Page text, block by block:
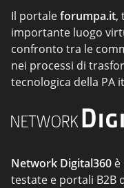
Il portaleforumpa.it,
importante luogo
confronto tra le
nei processi di
tecnologica della PA
Network Digital360
testate e portali B2B